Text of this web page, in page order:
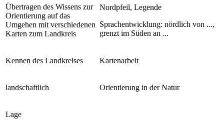
Übertragen des Wissens zur
Orientierung auf das
Umgehen mit verschiedenen
Karten zum Landkreis
Nordpfeil, Legende
Sprachentwicklung: nördlich von ...,
grenzt im Süden an ...
Kennen des Landkreises Kartenarbeit
landschaftlich Orientierung in der Natur
Lage